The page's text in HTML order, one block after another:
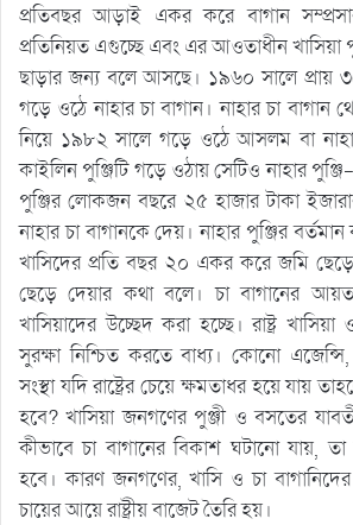
প্রতিবছর আড়াই একর করে বাগান
প্রতিনিয়ত এগুচ্ছে এবং এর আওতাধীন খাসিয়া
ছাড়ার জন্য বলে আসছে। ১৯৬০ সালে প্রায়
গড়ে ওঠে নাহার চা বাগান। নাহার চা
নিয়ে ১৯৮২ সালে গড়ে ওঠে আসলম বা
কাইলিন পুঞ্জিটি গড়ে ওঠায় সেটিও নাহার
পুঞ্জির লোকজন বছরে ২৫ হাজার টাকা
নাহার চা বাগানকে দেয়। নাহার পুঞ্জির
খাসিদের প্রতি বছর ২০ একর করে জমি ছেড়ে
ছেড়ে দেয়ার কথা বলে। চা বাগানের
খাসিয়াদের উচ্ছেদ করা হচ্ছে। রাষ্ট্র
সুরক্ষা নিশ্চিত করতে বাধ্য। কোনো
সংস্থা যদি রাষ্ট্রের চেয়ে ক্ষমতাধর হয়ে যায়
হবে? খাসিয়া জনগণের পুঞ্জী ও বসতের
কীভাবে চা বাগানের বিকাশ ঘটানো যায়, তা
হবে। কারণ জনগণের, খাসি ও চা
চায়ের আয়ে রাষ্ট্রীয় বাজেট তৈরি হয়।